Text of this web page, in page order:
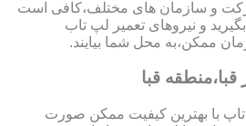
و سازمان های مختلف،کافی است
و نیروهای تعمیر لپ تاب
ممکن،به محل شما بیایند.
قبا
تاپ با بهترین کیفیت ممکن صورت